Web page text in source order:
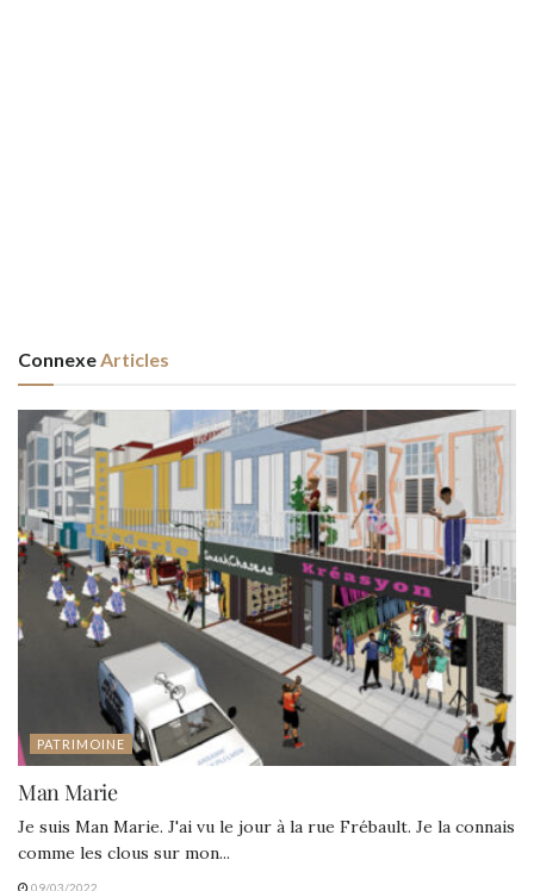
ConnexeArticles
PATRIMOINE
Man Marie
Je suis Man Marie. J'ai vu le jour à la rue Frébault. Je la connais
comme les clous sur mon...
09/03/2022